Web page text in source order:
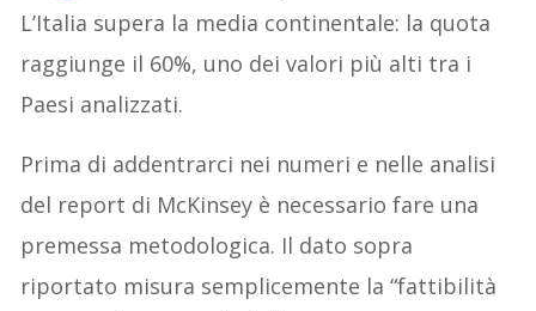
L’Italia supera la media continentale: la quota
raggiunge il 60%, uno dei valori più alti tra i
Paesi analizzati.
Prima di addentrarci nei numeri e nelle analisi
del report di McKinsey è necessario fare una
premessa metodologica. Il dato sopra
riportato misura semplicemente la “fattibilità